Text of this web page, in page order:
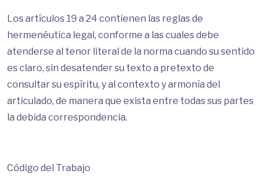
Los artículos 19 a 24 contienen las reglas de
hermenéutica legal, conforme a las cuales debe
atenderse al tenor literal de la norma cuando su sentido
es claro, sin desatender su texto a pretexto de
consultar su espíritu, y al contexto y armonía del
articulado, de manera que exista entre todas sus partes
la debida correspondencia.
Código del Trabajo